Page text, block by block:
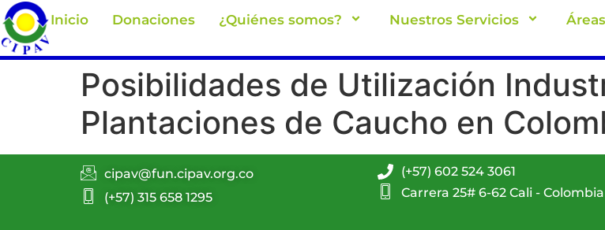
Inicio Donaciones ¿Quiénes somos? Nuestros Servicios
Posibilidades de Utilización
Plantaciones de Caucho en
cipav@fun.cipav.org.co
(+57) 315 658 1295
(+57) 602 524 3061
Carrera 25# 6-62 Cali - Colombia